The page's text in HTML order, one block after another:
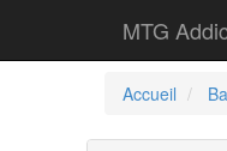
MTG
Accueil